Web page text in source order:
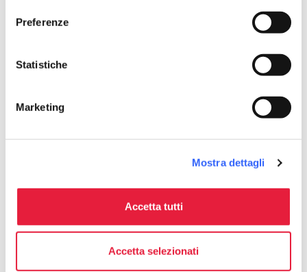
Preferenze
Statistiche
Marketing
Mostra dettagli
Accetta tutti
Accetta selezionati